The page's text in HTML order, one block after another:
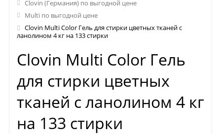
Clovin (Германия) по выгодной цене
Multi по выгодной цене
Clovin Multi Color Гель для стирки цветных тканей с
ланолином 4 кг на 133 стирки
Clovin Multi Color Гель
для стирки цветных
тканей с ланолином 4 кг
на 133 стирки